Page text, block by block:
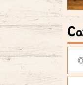
◎